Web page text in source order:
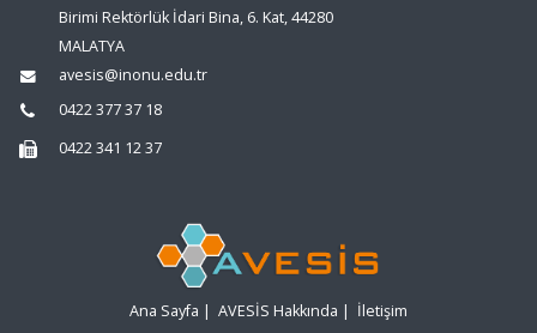
Birimi Rektörlük İdari Bina, 6. Kat, 44280
MALATYA
avesis@inonu.edu.tr
0422 377 37 18
0422 341 12 37
Ana Sayfa | AVESİS Hakkında | İletişim